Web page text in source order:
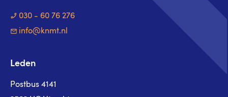
030 - 60 76 276
info@knmt.nl
Leden
Postbus 4141